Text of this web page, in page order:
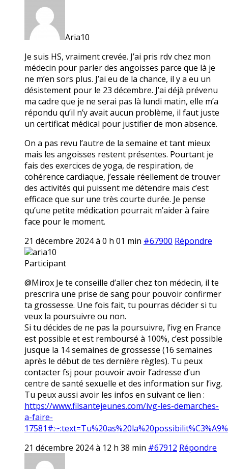
Aria10
Je suis HS, vraiment crevée. J’ai pris rdv chez mon
médecin pour parler des angoisses parce que là je
ne m’en sors plus. J’ai eu de la chance, il y a eu un
désistement pour le 23 décembre. J’ai déjà prévenu
ma cadre que je ne serai pas là lundi matin, elle m’a
répondu qu’il n’y avait aucun problème, il faut juste
un certificat médical pour justifier de mon absence.
On a pas revu l’autre de la semaine et tant mieux
mais les angoisses restent présentes. Pourtant je
fais des exercices de yoga, de respiration, de
cohérence cardiaque, j’essaie réellement de trouver
des activités qui puissent me détendre mais c’est
efficace que sur une très courte durée. Je pense
qu’une petite médication pourrait m’aider à faire
face pour le moment.
21 décembre 2024 à 0 h 01 min #67900 Répondre
aria10
Participant
@Mirox Je te conseille d’aller chez ton médecin, il te
prescrira une prise de sang pour pouvoir confirmer
ta grossesse. Une fois fait, tu pourras décider si tu
veux la poursuivre ou non.
Si tu décides de ne pas la poursuivre, l’ivg en France
est possible et est remboursé à 100%, c’est possible
jusque la 14 semaines de grossesse (16 semaines
après le début de tes dernière règles). Tu peux
contacter fsj pour pouvoir avoir l’adresse d’un
centre de santé sexuelle et des information sur l’ivg.
Tu peux aussi avoir les infos en suivant ce lien :
https://www.filsantejeunes.com/ivg-les-demarches-
a-faire-
21 décembre 2024 à 12 h 38 min #67912 Répondre